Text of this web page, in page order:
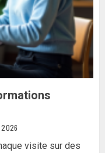
2026
visite sur des